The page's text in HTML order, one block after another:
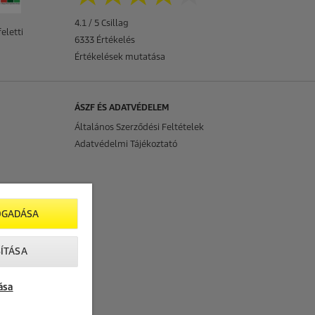
4.1 / 5 Csillag
6333 Értékelés
Értékelések mutatása
ÁSZF ÉS ADATVÉDELEM
Általános Szerződési Feltételek
Adatvédelmi Tájékoztató